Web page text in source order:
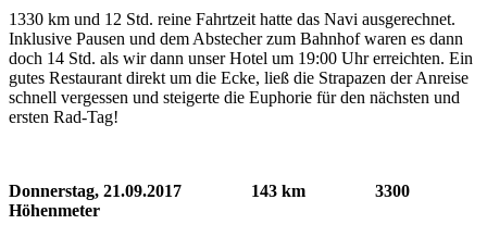
1330 km und 12 Std. reine Fahrtzeit hatte das Navi ausgerechnet.
Inklusive Pausen und dem Abstecher zum Bahnhof waren es dann
doch 14 Std. als wir dann unser Hotel um 19:00 Uhr erreichten. Ein
gutes Restaurant direkt um die Ecke, ließ die Strapazen der Anreise
schnell vergessen und steigerte die Euphorie für den nächsten und
ersten Rad-Tag!
Donnerstag, 21.09.2017 143 km 3300
Höhenmeter